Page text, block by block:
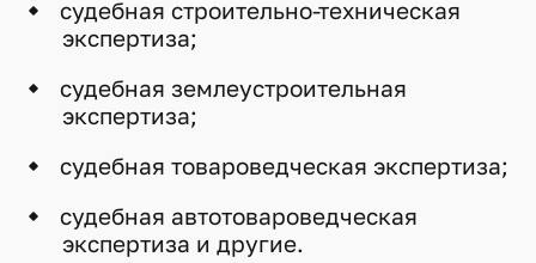
судебная строительно-техническая
экспертиза;
судебная землеустроительная
экспертиза;
судебная товароведческая экспертиза;
судебная автотовароведческая
экспертиза и другие.